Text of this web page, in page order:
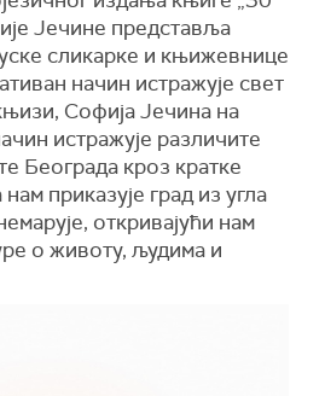
Јечине представља
сликарке и књижевнице
начин истражује свет
Софија Јечина на
истражује различите
Београда кроз кратке
приказује град из угла
откривајући нам
о животу, људима и